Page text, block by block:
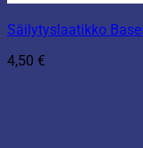
Säilytyslaatikko
4,50 €